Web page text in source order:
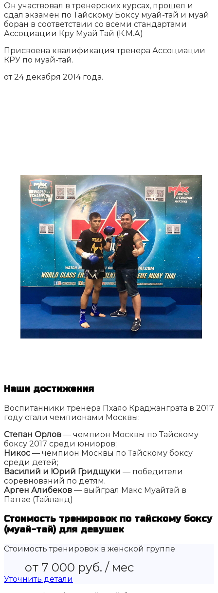
Он участвовал в тренерских курсах, прошел и
сдал экзамен по Тайскому Боксу муай-тай и муай
боран в соответствии со всеми стандартами
Ассоциации Кру Муай Тай (К.М.А)
Присвоена квалификация тренера Ассоциации
КРУ по муай-тай.
от 24 декабря 2014 года.
Наши достижения
Воспитанники тренера Пхаяо Краджанграта в 2017
году стали чемпионами Москвы:
Степан Орлов — чемпион Москвы по Тайскому
боксу 2017 среди юниоров;
Никос — чемпион Москвы по Тайскому боксу
среди детей;
Василий и Юрий Гридщуки — победители
соревнований по детям.
Арген Алибеков — выйграл Макс Муайтай в
Паттае (Тайланд)
Стоимость тренировок по тайскому боксу
(муай-тай) для девушек
Стоимость тренировок в женской группе
от 7 000 руб. / мес
Уточнить детали